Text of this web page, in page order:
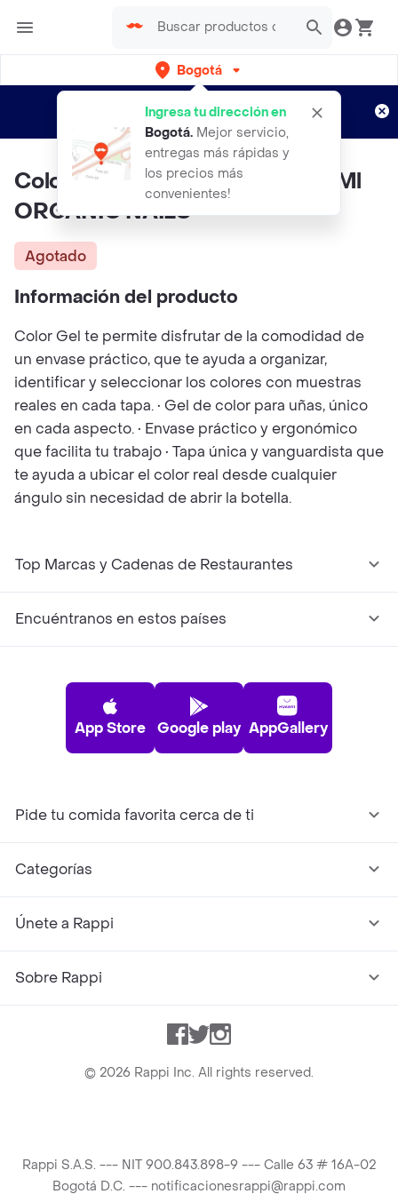
Bogotá
Ingresa tu dirección en
Bogotá. Mejor servicio,
entregas más rápidas y
los precios más
convenientes!
envíos gratis por semanas
Aplican TyC
Color Gel Org 059 Iron Blue 15 Ml
ORGANIC NAILS
Agotado
Información del producto
Color Gel te permite disfrutar de la comodidad de
un envase práctico, que te ayuda a organizar,
identificar y seleccionar los colores con muestras
reales en cada tapa. • Gel de color para uñas, único
en cada aspecto. • Envase práctico y ergonómico
que facilita tu trabajo • Tapa única y vanguardista que
te ayuda a ubicar el color real desde cualquier
ángulo sin necesidad de abrir la botella.
Top Marcas y Cadenas de Restaurantes
Encuéntranos en estos países
App Store Google play AppGallery
Pide tu comida favorita cerca de ti
Categorías
Únete a Rappi
Sobre Rappi
Facebook
TwitterInstagram
© 2026 Rappi Inc. All rights reserved.
Rappi S.A.S. --- NIT 900.843.898-9 --- Calle 63 # 16A-02
Bogotá D.C. --- notificacionesrappi@rappi.com